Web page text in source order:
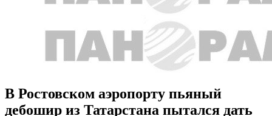
В Ростовском аэропорту пьяный
дебошир из Татарстана пытался дать